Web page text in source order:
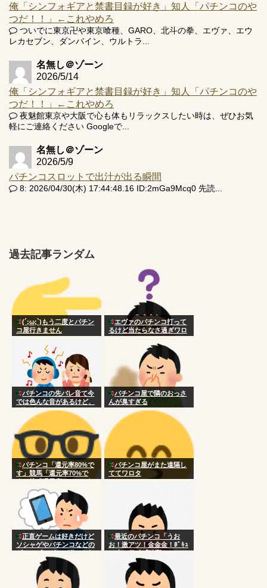
俺「シンフォギアと禁書目録が好き」知人「パチンコのや
つだ！！」←これやめろ
ついでに東京卍や東京喰種、GARO、北斗の拳、エヴァ、エウ
レカセブン、ダンバイン、ウルトラ...
名無し＠ゾーン
2026/5/14
俺「シンフォギアと禁書目録が好き」知人「パチンコのや
つだ！！」←これやめろ
夜魅館東京や大阪で心も体もリラックスしたい時は、ぜひお気
軽にご連絡ください Googleで...
名無し＠ゾーン
2026/5/9
パチンコスロットで出汁が出る瞬間
8: 2026/04/30(木) 17:44:48.16 ID:2mGa9Mcq0 先読...
過去記事ランダム
(´;ω;`)もう二度とパチン
コ屋行きません
エヴァのパチンコ打って
るけど当たらなさ過ぎワロ
タ
パチンコの先バレ音て今
では色んな音があるけど、
どれがいい？
パチンコ屋で隣のおっさ
んが臭すぎる
パチンコ「還元率80%で
す」競馬「還元率70%で
す」株「還元率105％です
パチンコ屋がまた遠隔し
ててワロタ
正直ゲームは好きだけど
ソシャゲやパチンコなどの
ギャンブルゲーが嫌いな奴
最近のパチンコ「うお
お！激アツ！金金金！ﾎﾟｷｭ
ｰﾝ！」ワイ「確変か？」